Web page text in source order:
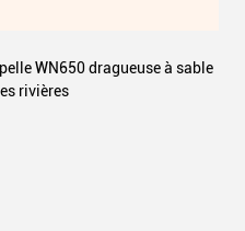
WN650 dragueuse à sable
rivières